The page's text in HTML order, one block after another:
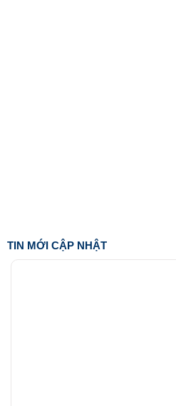
TIN MỚI CẬP NHẬT